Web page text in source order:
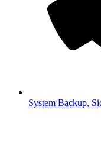
System Backup,